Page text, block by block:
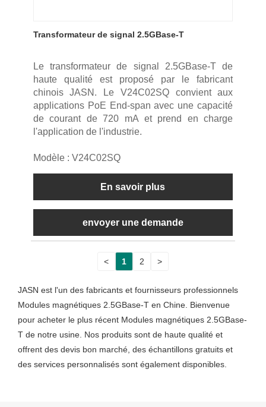
Transformateur de signal 2.5GBase-T
Le transformateur de signal 2.5GBase-T de
haute qualité est proposé par le fabricant
chinois JASN. Le V24C02SQ convient aux
applications PoE End-span avec une capacité
de courant de 720 mA et prend en charge
l'application de l'industrie.
Modèle : V24C02SQ
En savoir plus
envoyer une demande
< 1 2 >
JASN est l'un des fabricants et fournisseurs professionnels
Modules magnétiques 2.5GBase-T en Chine. Bienvenue
pour acheter le plus récent Modules magnétiques 2.5GBase-
T de notre usine. Nos produits sont de haute qualité et
offrent des devis bon marché, des échantillons gratuits et
des services personnalisés sont également disponibles.